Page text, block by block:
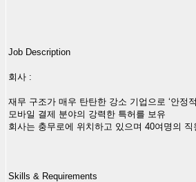
Job Description
회사 :
재무 구조가 매우 탄탄한 강소 기업으로 ‘안정
모바일 결제 분야의 강력한 특허를 보유
회사는 충무로에 위치하고 있으며 40여명의 직
Skills & Requirements